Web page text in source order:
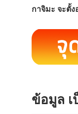
กาจิมะ จะตั้
ข้อมูล